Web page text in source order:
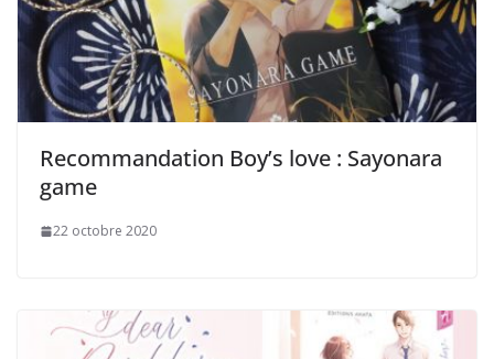
Recommandation Boy’s love : Sayonara
game
22 octobre 2020